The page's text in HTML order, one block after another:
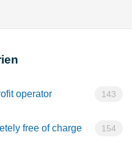
operator 143
free of charge 154